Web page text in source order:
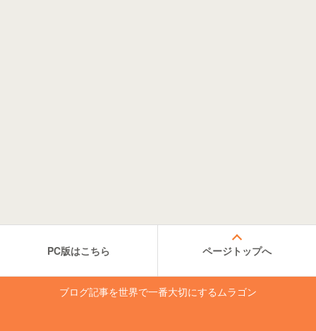
PC版はこちら ページトップへ
ブログ記事を世界で一番大切にするムラゴン